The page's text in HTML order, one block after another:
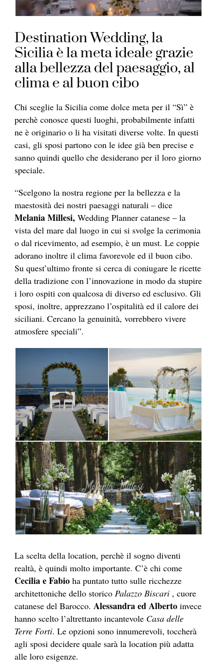
Destination Wedding, la
Sicilia è la meta ideale grazie
alla bellezza del paesaggio, al
clima e al buon cibo
Chi sceglie la Sicilia come dolce meta per il “Sì” è
perchè conosce questi luoghi, probabilmente infatti
ne è originario o li ha visitati diverse volte. In questi
casi, gli sposi partono con le idee già ben precise e
sanno quindi quello che desiderano per il loro giorno
speciale.
“Scelgono la nostra regione per la bellezza e la
maestosità dei nostri paesaggi naturali – dice
Melania Millesi, Wedding Planner catanese – la
vista del mare dal luogo in cui si svolge la cerimonia
o dal ricevimento, ad esempio, è un must. Le coppie
adorano inoltre il clima favorevole ed il buon cibo.
Su quest’ultimo fronte si cerca di coniugare le ricette
della tradizione con l’innovazione in modo da stupire
i loro ospiti con qualcosa di diverso ed esclusivo. Gli
sposi, inoltre, apprezzano l’ospitalità ed il calore dei
siciliani. Cercano la genuinità, vorrebbero vivere
atmosfere speciali”.
La scelta della location, perchè il sogno diventi
realtà, è quindi molto importante. C’è chi come
Cecilia e Fabio ha puntato tutto sulle ricchezze
architettoniche dello storico Palazzo Biscari , cuore
catanese del Barocco. Alessandra ed Alberto invece
hanno scelto l’altrettanto incantevole Casa delle
Terre Forti. Le opzioni sono innumerevoli, toccherà
agli sposi decidere quale sarà la location più adatta
alle loro esigenze.